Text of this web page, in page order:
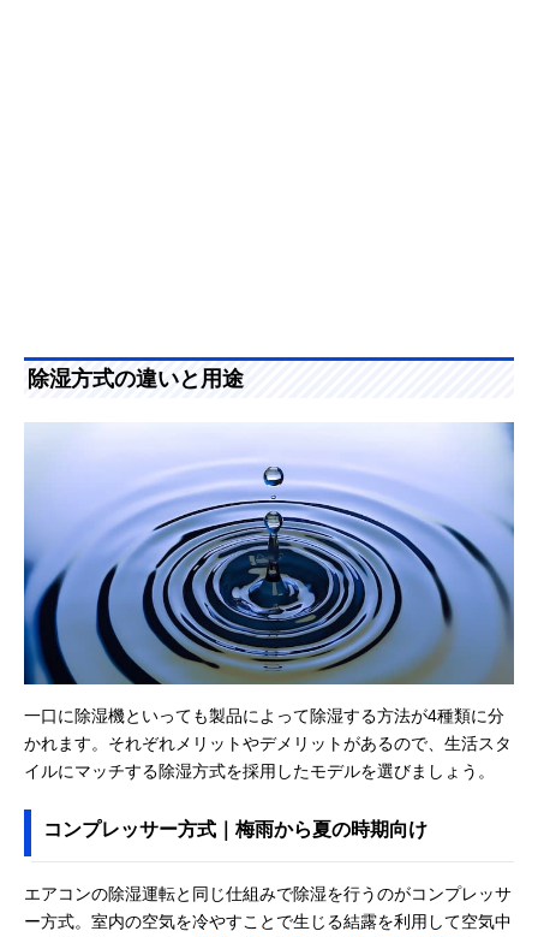
除湿方式の違いと用途
一口に除湿機といっても製品によって除湿する方法が4種類に分
かれます。それぞれメリットやデメリットがあるので、生活スタ
イルにマッチする除湿方式を採用したモデルを選びましょう。
コンプレッサー方式｜梅雨から夏の時期向け
エアコンの除湿運転と同じ仕組みで除湿を行うのがコンプレッサ
ー方式。室内の空気を冷やすことで生じる結露を利用して空気中